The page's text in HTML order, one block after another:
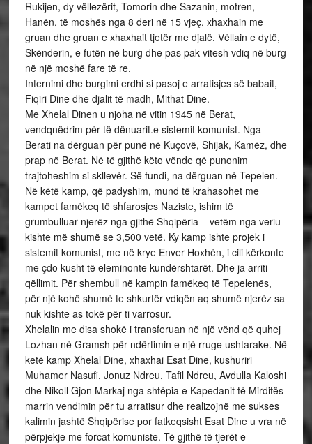
Rukijen, dy vëllezërit, Tomorin dhe Sazanin, motren,
Hanën, të moshës nga 8 deri në 15 vjeç, xhaxhain me
gruan dhe gruan e xhaxhait tjetër me djalë. Vëllain e dytë,
Skënderin, e futën në burg dhe pas pak vitesh vdiq në burg
në një moshë fare të re.
Internimi dhe burgimi erdhi si pasoj e arratisjes së babait,
Fiqiri Dine dhe djalit të madh, Mithat Dine.
Me Xhelal Dinen u njoha në vitin 1945 në Berat,
vendqnëdrim për të dënuarit.e sistemit komunist. Nga
Berati na dërguan për punë në Kuçovë, Shijak, Kamëz, dhe
prap në Berat. Në të gjithë këto vënde që punonim
trajtoheshim si skllevër. Së fundi, na dërguan në Tepelen.
Në këtë kamp, që padyshim, mund të krahasohet me
kampet famëkeq të shfarosjes Naziste, ishim të
grumbulluar njerëz nga gjithë Shqipëria – vetëm nga veriu
kishte më shumë se 3,500 vetë. Ky kamp ishte projek i
sistemit komunist, me në krye Enver Hoxhën, i cili kërkonte
me çdo kusht të eleminonte kundërshtarët. Dhe ja arriti
qëllimit. Për shembull në kampin famëkeq të Tepelenës,
për një kohë shumë te shkurtër vdiqën aq shumë njerëz sa
nuk kishte as tokë për ti varrosur.
Xhelalin me disa shokë i transferuan në një vënd që quhej
Lozhan në Gramsh për ndërtimin e një rruge ushtarake. Në
ketë kamp Xhelal Dine, xhaxhai Esat Dine, kushuriri
Muhamer Nasufi, Jonuz Ndreu, Tafil Ndreu, Avdulla Kaloshi
dhe Nikoll Gjon Markaj nga shtëpia e Kapedanit të Mirditës
marrin vendimin për tu arratisur dhe realizojnë me sukses
kalimin jashtë Shqipërise por fatkeqsisht Esat Dine u vra në
përpjekje me forcat komuniste. Të gjithë të tjerët e